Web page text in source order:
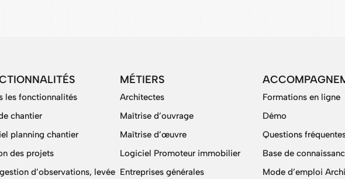
les fonctionnalités
chantier
planning chantier
des projets
d’observations, levée
MÉTIERS
Architectes
Maîtrise d’ouvrage
Maîtrise d’œuvre
Logiciel Promoteur immobilier
Entreprises générales
Formations en ligne
Démo
Questions
Base de
Mode d’emploi